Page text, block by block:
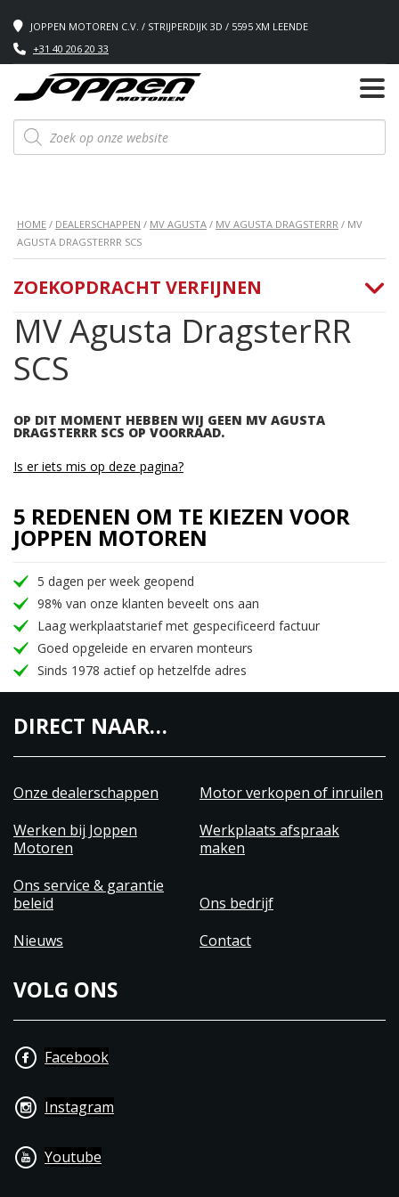
JOPPEN MOTOREN C.V. / STRIJPERDIJK 3D / 5595 XM LEENDE
+31 40 206 20 33
Producten
zoeken
HOME / DEALERSCHAPPEN / MV AGUSTA / MV AGUSTA DRAGSTERRR / MV
AGUSTA DRAGSTERRR SCS
MV Agusta DragsterRR
SCS
OP DIT MOMENT HEBBEN WIJ GEEN MV AGUSTA
DRAGSTERRR SCS OP VOORRAAD.
ZOEKOPDRACHT VERFIJNEN
Is er iets mis op deze pagina?
5 REDENEN OM TE KIEZEN VOOR
JOPPEN MOTOREN
5 dagen per week geopend
98% van onze klanten beveelt ons aan
Laag werkplaatstarief met gespecificeerd factuur
Goed opgeleide en ervaren monteurs
Sinds 1978 actief op hetzelfde adres
DIRECT NAAR…
Onze dealerschappen
Motor verkopen of inruilen
Werken bij Joppen
Motoren
Werkplaats afspraak
maken
Ons service & garantie
beleid
Ons bedrijf
Nieuws
Contact
VOLG ONS
Facebook
Instagram
Youtube